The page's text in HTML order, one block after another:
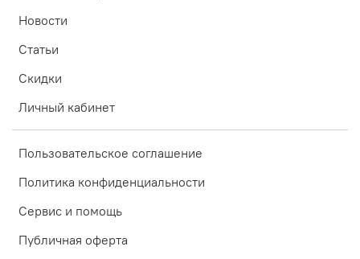
Новости
Статьи
Скидки
Личный кабинет
Пользовательское соглашение
Политика конфиденциальности
Сервис и помощь
Публичная оферта